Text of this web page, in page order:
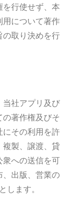
行使せず、本
用について著作
取り決めを行
社アプリ及び
著作権及びそ
その利用を許
製、譲渡、貸
への送信を可
出版、営業の
します。